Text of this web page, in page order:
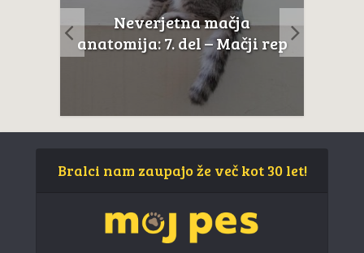
Neverjetna mačja
anatomija: 9. del – Mačji
zobje
Bralci nam zaupajo že več kot 30 let!